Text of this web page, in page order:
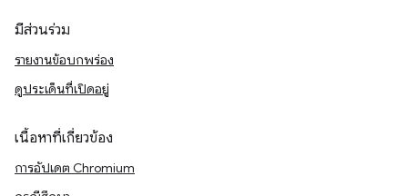
มีส่วนร่วม
รายงานข้อบกพร่อง
ดูประเด็นที่เปิดอยู่
เนื้อหาที่เกี่ยวข้อง
การอัปเดต Chromium